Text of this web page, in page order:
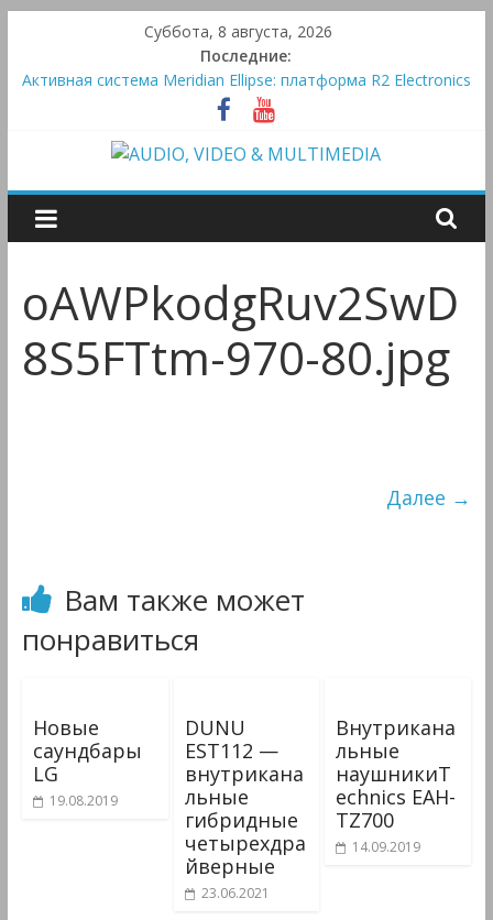
content
Суббота, 8 августа, 2026
Последние:
Victrola Automatic — традиционный виниловый автомат,
дополненный Bluetooth
Активная система Meridian Ellipse: платформа R2 Electronics
Platform и программное ядро Atlas Ellipse
Bluetooth-колонки Marshall Emberton III и Willen II:
Преамп Schiit Saga 2: лестничная громкость, пассивный или
активный класс А
AUDIO,
VIDEO
&
MULTIMEDIA
oAWPkodgRuv2SwD
8S5FTtm-970-80.jpg
Далее →
Вам также может
понравиться
Новые
саундбары
LG
19.08.2019
DUNU
EST112 —
внутрикана
льные
гибридные
четырехдра
йверные
23.06.2021
Внутрикана
льные
наушникиT
echnics EAH-
TZ700
14.09.2019